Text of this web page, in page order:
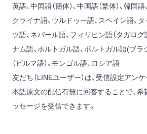
英語、中国語（簡体）、中国語（繁体）、韓国
クライナ語、ウルドゥー語、スペイン語、タ
ツ語、ネパール語、フィリピン語（タガログ
ナム語、ポルトガル語、ポルトガル語(ブラ
（ビルマ語）、モンゴル語、ロシア語
友だち（LINEユーザー）は、受信設定アン
本語原文の配信有無に回答することで、
ッセージを受信できます。